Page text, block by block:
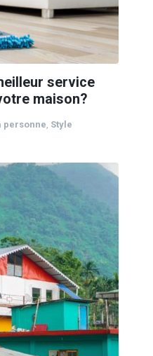
service
maison?
personne Style